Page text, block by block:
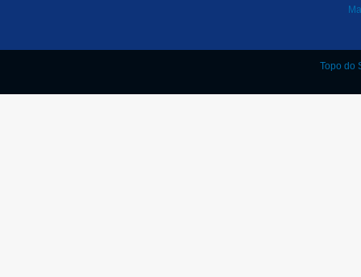
Topo do